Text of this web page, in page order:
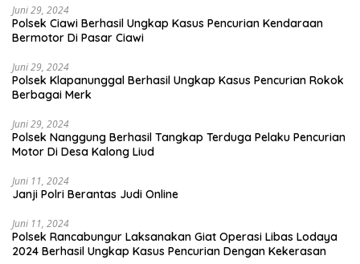
Juni 29, 2024
Polsek Ciawi Berhasil Ungkap Kasus Pencurian Kendaraan
Bermotor Di Pasar Ciawi
Juni 29, 2024
Polsek Klapanunggal Berhasil Ungkap Kasus Pencurian Rokok
Berbagai Merk
Juni 29, 2024
Polsek Nanggung Berhasil Tangkap Terduga Pelaku Pencurian
Motor Di Desa Kalong Liud
Juni 11, 2024
Janji Polri Berantas Judi Online
Juni 11, 2024
Polsek Rancabungur Laksanakan Giat Operasi Libas Lodaya
2024 Berhasil Ungkap Kasus Pencurian Dengan Kekerasan